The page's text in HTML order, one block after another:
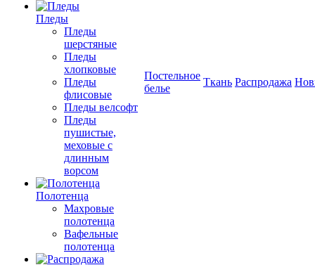
Пледы
Пледы
шерстяные
Пледы
хлопковые
Пледы
флисовые
Пледы велсофт
Пледы
пушистые,
меховые с
длинным
ворсом
Полотенца
Махровые
полотенца
Вафельные
полотенца
Постельное
белье
Ткань Распродажа